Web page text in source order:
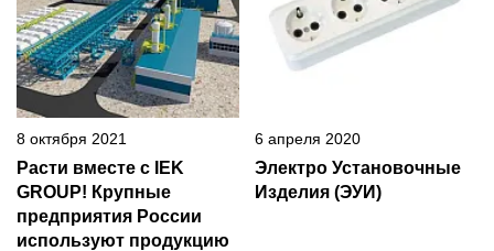
8 октября 2021
Расти вместе с IEK
GROUP! Крупные
предприятия России
используют продукцию
6 апреля 2020
Электро Установочные
Изделия (ЭУИ)